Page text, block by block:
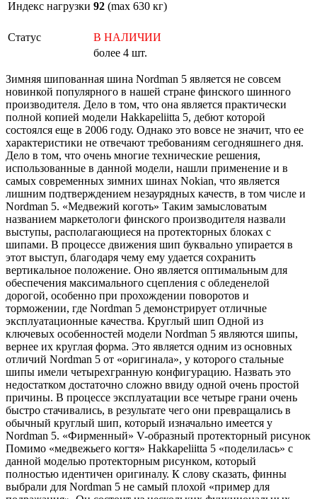
Индекс нагрузки 92 (max 630 кг)
Статус
В НАЛИЧИИ
более 4 шт.
Зимняя шипованная шина Nordman 5 является не совсем
новинкой популярного в нашей стране финского шинного
производителя. Дело в том, что она является практически
полной копией модели Hakkapeliitta 5, дебют которой
состоялся еще в 2006 году. Однако это вовсе не значит, что ее
характеристики не отвечают требованиям сегодняшнего дня.
Дело в том, что очень многие технические решения,
использованные в данной модели, нашли применение и в
самых современных зимних шинах Nokian, что является
лишним подтверждением незаурядных качеств, в том числе и
Nordman 5. «Медвежий коготь» Таким замысловатым
названием маркетологи финского производителя назвали
выступы, располагающиеся на протекторных блоках с
шипами. В процессе движения шип буквально упирается в
этот выступ, благодаря чему ему удается сохранить
вертикальное положение. Оно является оптимальным для
обеспечения максимального сцепления с обледенелой
дорогой, особенно при прохождении поворотов и
торможении, где Nordman 5 демонстрирует отличные
эксплуатационные качества. Круглый шип Одной из
ключевых особенностей модели Nordman 5 являются шипы,
вернее их круглая форма. Это является одним из основных
отличий Nordman 5 от «оригинала», у которого стальные
шипы имели четырехгранную конфигурацию. Назвать это
недостатком достаточно сложно ввиду одной очень простой
причины. В процессе эксплуатации все четыре грани очень
быстро стачивались, в результате чего они превращались в
обычный круглый шип, который изначально имеется у
Nordman 5. «Фирменный» V-образный протекторный рисунок
Помимо «медвежьего когтя» Hakkapeliitta 5 «поделилась» с
данной моделью протекторным рисунком, который
полностью идентичен оригиналу. К слову сказать, финны
выбрали для Nordman 5 не самый плохой «пример для